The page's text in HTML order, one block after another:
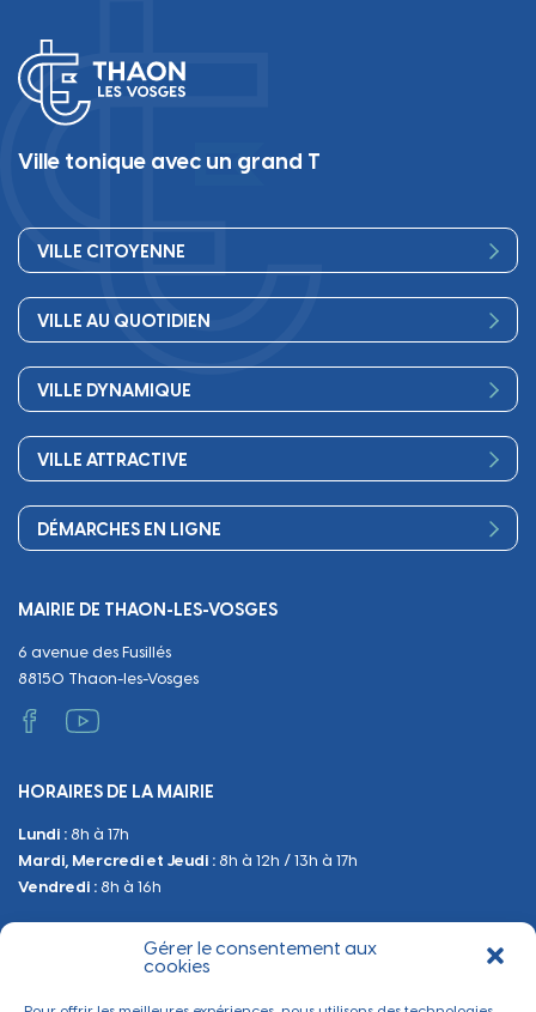
Gérer le consentement aux
cookies
Ville tonique avec un grand T
VILLE CITOYENNE
Conseil Municipal
Finances
Démocratie participative
Publications
VILLE AU QUOTIDIEN
Petite enfance
Périscolaire
Séniors, social, santé
Circuler
Emploi
VILLE DYNAMIQUE
Culture
Associations
Equipements
VILLE ATTRACTIVE
Commerces et artisanat
Urbanisme
Tranquillité et sécurité
DÉMARCHES EN LIGNE
Décès
Papiers et citoyenneté
Administratif et technique
Manifestations
Urbanisme
Sanitaire et Sécurité
MAIRIE DE THAON-LES-VOSGES
6 avenue des Fusillés
88150 Thaon-les-Vosges
HORAIRES DE LA MAIRIE
Lundi : 8h à 17h
Mardi, Mercredi et Jeudi : 8h à 12h / 13h à 17h
Vendredi : 8h à 16h
BESOIN D'INFORMATIONS
Contactez-nous